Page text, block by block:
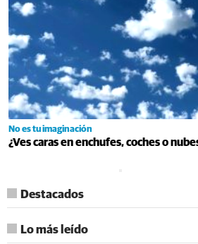
No es tu imaginación
¿Ves caras en enchufes, coches o
Destacados
Lo más leído